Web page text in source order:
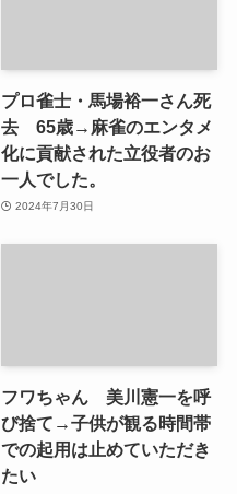
プロ雀士・馬場裕一さん死
去 65歳→麻雀のエンタメ
化に貢献された立役者のお
一人でした。
2024年7月30日
フワちゃん 美川憲一を呼
び捨て→子供が観る時間帯
での起用は止めていただき
たい